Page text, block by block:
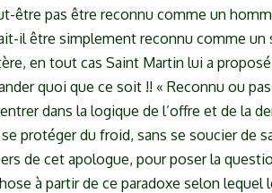
être pas être reconnu comme un
il être simplement reconnu comme un
en tout cas Saint Martin lui a
quoi que ce soit !! « Reconnu ou
dans la logique de l’offre et de la
protéger du froid, sans se soucier de
de cet apologue, pour poser la
à partir de ce paradoxe selon